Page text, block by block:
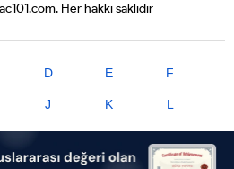
Her hakkı saklıdır
D E F
J K L
P R S